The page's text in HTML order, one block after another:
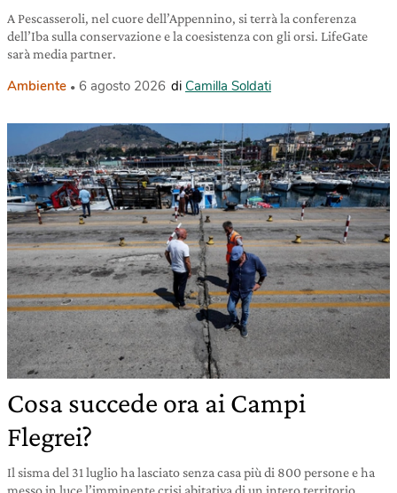
A Pescasseroli, nel cuore dell’Appennino, si terrà la conferenza
dell’Iba sulla conservazione e la coesistenza con gli orsi. LifeGate
sarà media partner.
Ambiente 6 agosto 2026 di Camilla Soldati
Cosa succede ora ai Campi
Flegrei?
Il sisma del 31 luglio ha lasciato senza casa più di 800 persone e ha